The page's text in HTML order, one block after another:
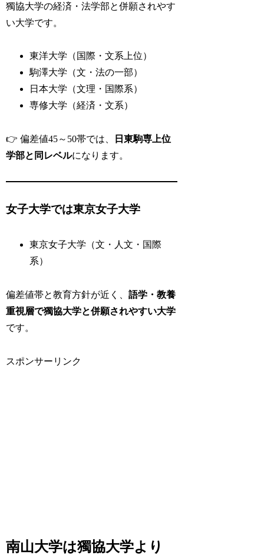
獨協大学の経済・法学部と併願されやす
い大学です。
東洋大学（国際・文系上位）
駒澤大学（文・法の一部）
日本大学（文理・国際系）
専修大学（経済・文系）
👉 偏差値45～50帯では、
日東駒専上位
学部と同レベルになります。
女子大学では東京女子大学
東京女子大学（文・人文・国際
系）
偏差値帯と教育方針が近く、語学・教養
重視層で獨協大学と併願されやすい大学
です。
スポンサーリンク
南山大学は獨協大学より